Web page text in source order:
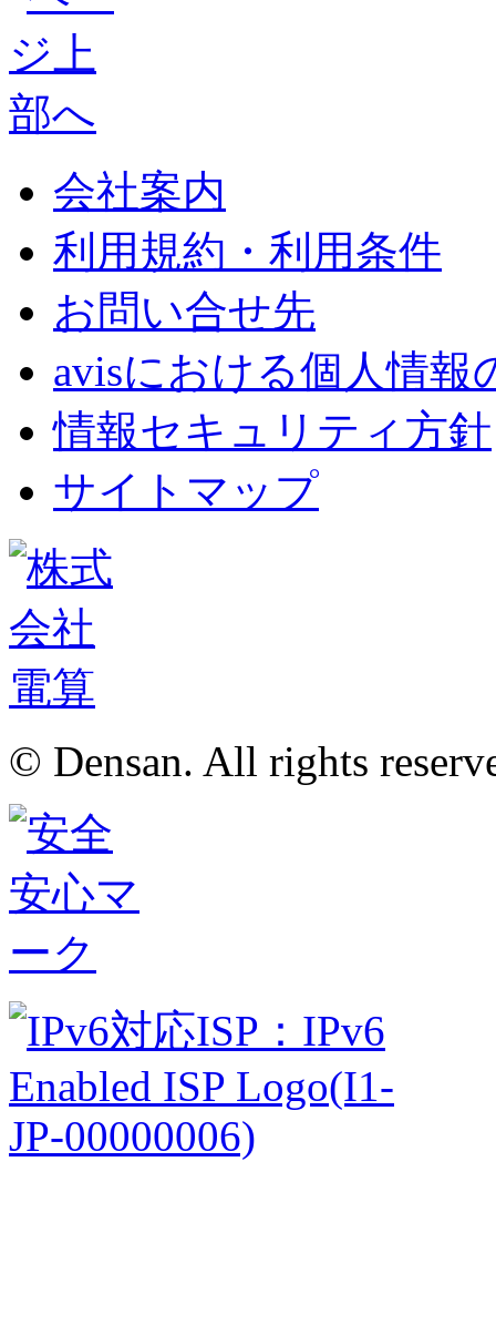
会社案内
利用規約・利用条件
お問い合せ先
avisにおける個人情
情報セキュリティ方針
サイトマップ
© Densan. All rights